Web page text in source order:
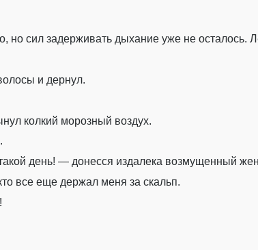
Глава 12
Глава 17
но сил задерживать дыхание уже не осталось.
и дернул.
колкий морозный воздух.
день! — донесся издалека возмущенный
все еще держал меня за скальп.